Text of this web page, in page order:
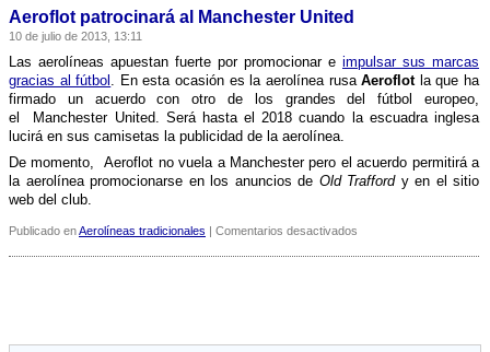
Aeroflot patrocinará al Manchester United
10 de julio de 2013, 13:11
Las aerolí­neas apuestan fuerte por promocionar e impulsar sus marcas
gracias al fútbol . En esta ocasión es la aerolí­nea rusaAeroflotla que ha
firmado un acuerdo con otro de los grandes del fútbol europeo,
el Manchester United. Será hasta el 2018 cuando la escuadra inglesa
lucirá en sus camisetas la publicidad de la aerolí­nea.
De momento, Aeroflot no vuela a Manchester pero el acuerdo permitirá a
la aerolí­nea promocionarse en los anuncios de Old Traffordy en el sitio
web del club.
Publicado enAerolíneas tradicionales | Comentarios desactivados